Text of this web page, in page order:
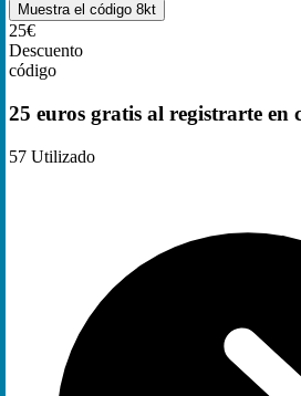
Muestra el código 8kt
25€
Descuento
código
25 euros gratis al registrarte en
57 Utilizado